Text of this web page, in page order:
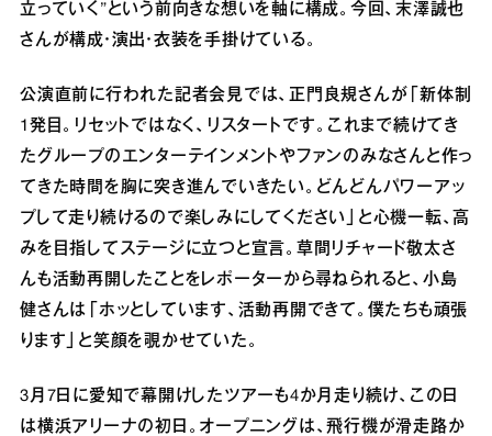
⽴っていく”という前向きな想いを軸に構成。今回、末澤誠也
さんが構成・演出・⾐装を⼿掛けている。
公演直前に⾏われた記者会⾒では、正⾨良規さんが「新体制
1発⽬。リセットではなく、リスタートです。これまで続けてき
たグループのエンターテインメントやファンのみなさんと作っ
てきた時間を胸に突き進んでいきたい。どんどんパワーアッ
プして⾛り続けるので楽しみにしてください」と⼼機⼀転、⾼
みを⽬指してステージに⽴つと宣⾔。草間リチャード敬太さ
んも活動再開したことをレポーターから尋ねられると、⼩島
健さんは「ホッとしています、活動再開できて。僕たちも頑張
ります」と笑顔を覗かせていた。
3⽉7⽇に愛知で幕開けしたツアーも4か⽉⾛り続け、この⽇
は横浜アリーナの初⽇。オープニングは、⾶⾏機が滑⾛路か